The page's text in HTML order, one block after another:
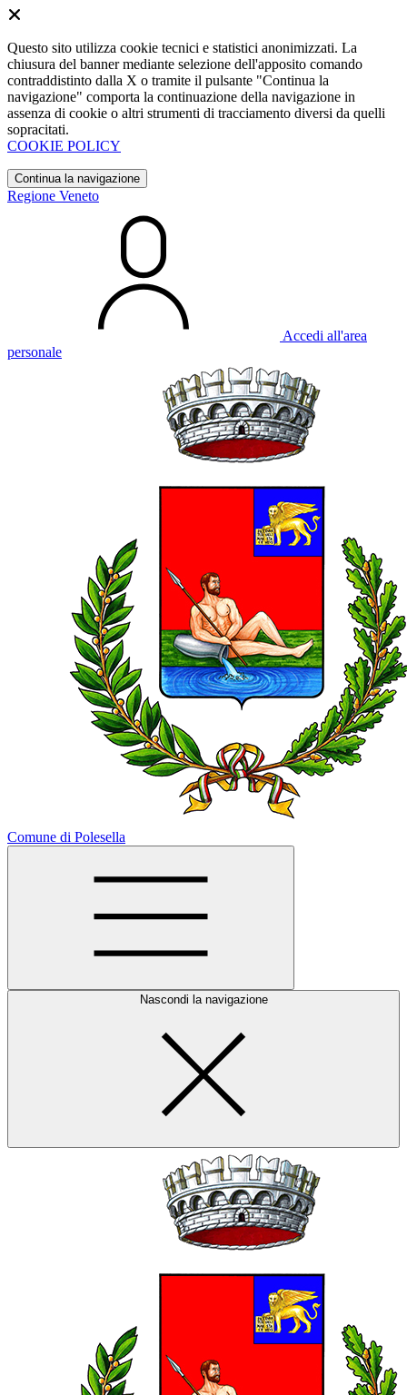
Questo sito utilizza cookie tecnici e statistici anonimizzati. La
chiusura del banner mediante selezione dell'apposito comando
contraddistinto dalla X o tramite il pulsante "Continua la
navigazione" comporta la continuazione della navigazione in
assenza di cookie o altri strumenti di tracciamento diversi da quelli
sopracitati.
COOKIE POLICY
Continua la navigazione
Regione Veneto
Accedi all'area
personale
Comune di Polesella
Nascondi la navigazione